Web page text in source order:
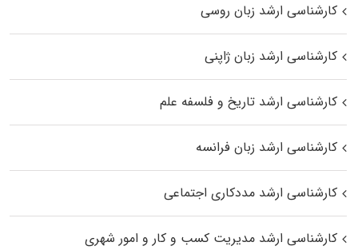
کارشناسی ارشد زبان روسی
کارشناسی ارشد زبان ژاپنی
کارشناسی ارشد تاریخ و فلسفه علم
کارشناسی ارشد زبان فرانسه
کارشناسی ارشد مددکاری اجتماعی
کارشناسی ارشد مدیریت کسب و کار و امور شهری